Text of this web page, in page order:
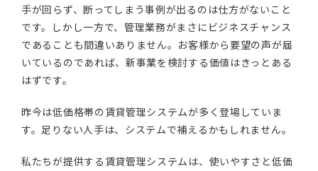
手が回らず、断ってしまう事例が出るのは仕方がないこと
です。しかし一方で、管理業務がまさにビジネスチャンス
であることも間違いありません。お客様から要望の声が届
いているのであれば、新事業を検討する価値はきっとある
はずです。
昨今は低価格帯の賃貸管理システムが多く登場していま
す。足りない人手は、システムで補えるかもしれません。
私たちが提供する賃貸管理システムは、使いやすさと低価